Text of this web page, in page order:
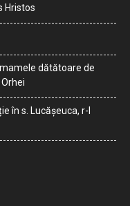
Hristos
dătătoare de
în s. Lucășeuca, r-l